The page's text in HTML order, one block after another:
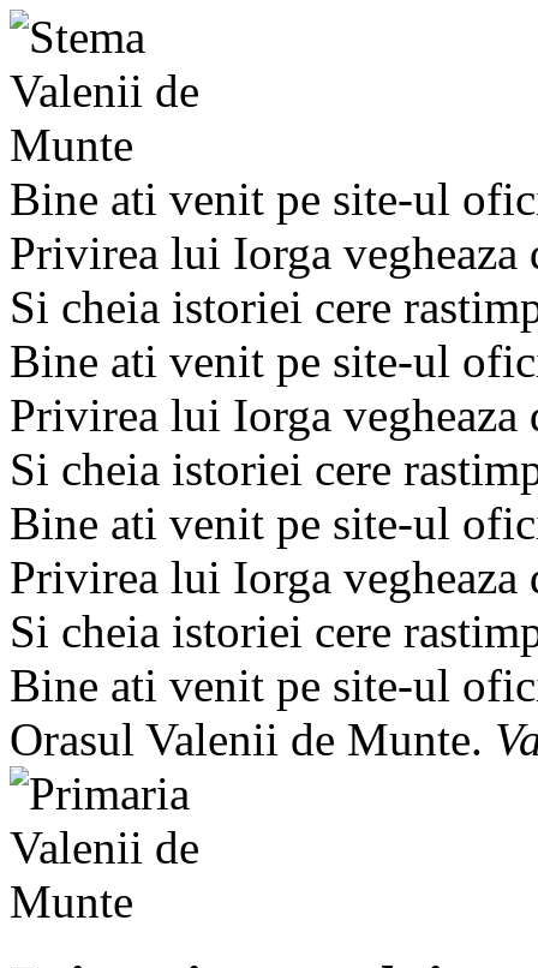
Bine ati venit pe site-ul
Privirea lui Iorga
Si cheia istoriei cere
Bine ati venit pe site-ul
Privirea lui Iorga
Si cheia istoriei cere
Bine ati venit pe site-ul
Privirea lui Iorga
Si cheia istoriei cere
Bine ati venit pe site-ul
Orasul Valenii de Munte.